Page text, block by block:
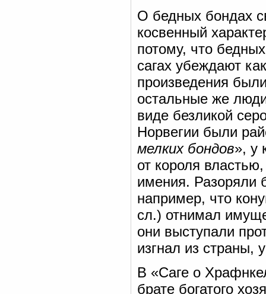
О бедных бондах
косвенный
потому, что
сагах убеждают
произведения
остальные же
виде безликой
Норвегии были
мелких бондов», у
от короля
имения. Разоряли
например, что
сл.) отнимал
они выступали
изгнал из страны,
В «Саге о
брате богатого